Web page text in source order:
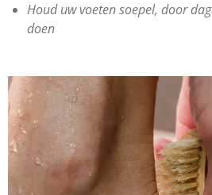
Houd uw voeten soepel, door
doen